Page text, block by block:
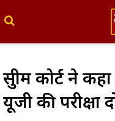
सुप्रीम कोर्ट ने
यूजी की परीक्षा